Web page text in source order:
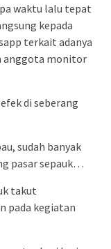
waktu lalu tepat
kepada
terkait adanya
anggota monitor
di seberang
sudah banyak
pasar sepauk…
takut
pada kegiatan